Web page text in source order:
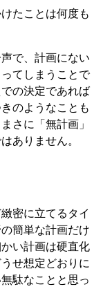
たことは何度も
で、計画にない
てしまうことで
の決定であれば
のようなことも
さに「無計画」
ありません。
密に立てるタイ
簡単な計画だけ
い計画は硬直化
せ想定どおりに
駄なことと思っ